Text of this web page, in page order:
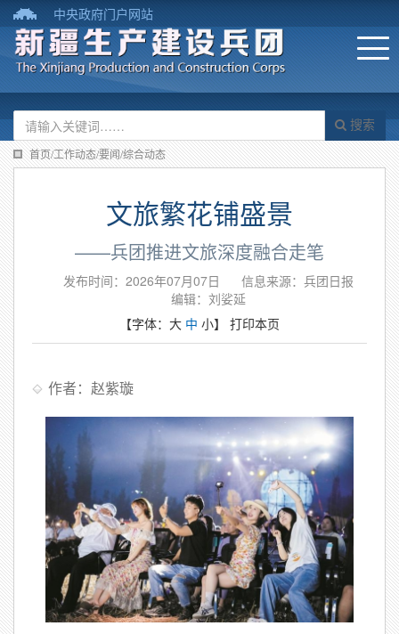
中央政府门户网站
搜索
首页/工作动态/要闻/综合动态
文旅繁花铺盛景
——兵团推进文旅深度融合走笔
发布时间：2026年07月07日
信息来源：​兵团日报
编辑：刘娑延
【字体： 大 中 小】 打印本页
作者：赵紫璇